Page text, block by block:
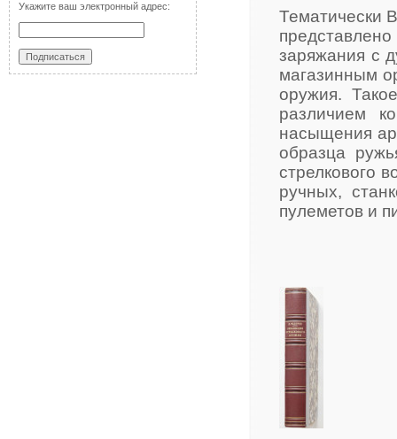
Укажите ваш электронный адрес:
Тематически
заряжания с
магазинным
оружия.
различием
насыщения
образца
стрелкового
ручных,
пулеметов и